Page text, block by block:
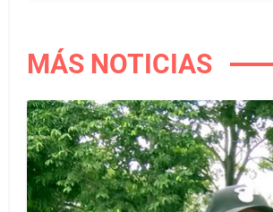
MÁS NOTICIAS